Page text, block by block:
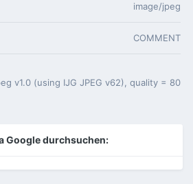
image/jpeg
COMMENT
v1.0 (using IJG JPEG v62), quality = 80
Google durchsuchen: